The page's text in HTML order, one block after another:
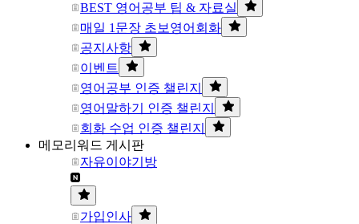
BEST 영어공부 팁 & 자료실
매일 1문장 초보영어회화
공지사항
이벤트
영어공부 인증 챌린지
영어말하기 인증 챌린지
회화 수업 인증 챌린지
메모리워드 게시판
자유이야기방
가입인사